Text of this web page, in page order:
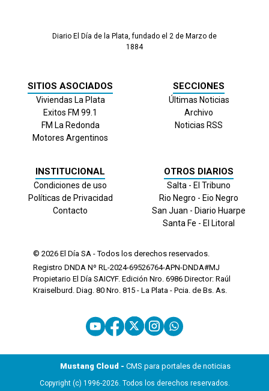
Diario El Día de la Plata, fundado el 2 de Marzo de
1884
SITIOS ASOCIADOS
Viviendas La Plata
Exitos FM 99.1
FM La Redonda
Motores Argentinos
SECCIONES
Últimas Noticias
Archivo
Noticias RSS
INSTITUCIONAL
Condiciones de uso
Políticas de Privacidad
Contacto
OTROS DIARIOS
Salta - El Tribuno
Rio Negro - Eio Negro
San Juan - Diario Huarpe
Santa Fe - El Litoral
© 2026 El Día SA - Todos los derechos reservados.
Registro DNDA Nº RL-2024-69526764-APN-DNDA#MJ
Propietario El Día SAICYF. Edición Nro. 6986 Director: Raúl
Kraiselburd. Diag. 80 Nro. 815 - La Plata - Pcia. de Bs. As.
Mustang Cloud - CMS para portales de noticias
Copyright (c) 1996-2026. Todos los derechos reservados.